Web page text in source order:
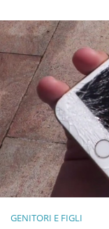
GENITORI E FIGLI